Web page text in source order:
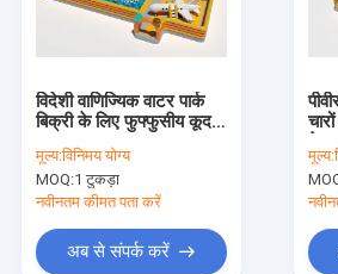
विदेशी वाणिज्यिक वाटर पार्क
बिक्री के लिए फुफ्फुसीय कूद
महल
मूल्य:विनिमय योग्य
MOQ:1 टुकड़ा
नवीनतम कीमत पता करें
अब से संपर्क करें
के
मूल्य: